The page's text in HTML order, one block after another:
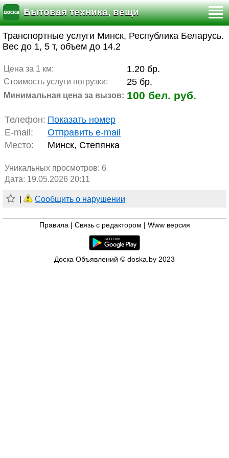
Бытовая техника, вещи
Транспортные услуги Минск, Республика Беларусь.
Вес до 1, 5 т, объем до 14.2
Цена за 1 км: 1.20 бр.
Стоимость услуги погрузки: 25 бр.
Минимальная цена за вызов: 100 бел. руб.
Телефон: Показать номер
E-mail:
Отправить e-mail
Место:
Минск, Степянка
Уникальных просмотров: 6
Дата: 19.05.2026 20:11
Сообщить о нарушении
Правила Связь с редактором Www версия
Доска Объявлений © doska.by 2023